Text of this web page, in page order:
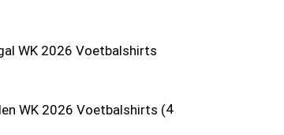
WK 2026 Voetbalshirts
WK 2026 Voetbalshirts 4